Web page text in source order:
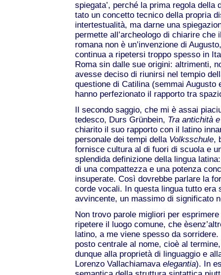
spiegata’, perché la prima regola della
tato un concetto tecnico della propria
intertestualità, ma darne una
permette all’archeologo di chiarire che
romana non è un’invenzione di
continua a ripetersi troppo spesso in
Roma sin dalle sue origini: altrimenti,
avesse deciso di riunirsi nel tempio
questione di Catilina (semmai
hanno perfezionato il rapporto tra
Il secondo saggio, che mi è assai
tedesco, Durs Grünbein, Tra antichità
chiarito il suo rapporto con il latino
personale dei tempi della Volksschule,
fornisce cultura al di fuori di scuola e
splendida definizione della lingua
di una compattezza e una potenza
insuperate. Così dovrebbe parlare la
corde vocali. In questa lingua tutto
avvincente, un massimo di significato
Non trovo parole migliori per
ripetere il luogo comune, che
latino, a me viene spesso da
posto centrale al nome, cioè al
dunque alla proprietà di linguaggio e
Lorenzo Vallachiamava elegantia). In